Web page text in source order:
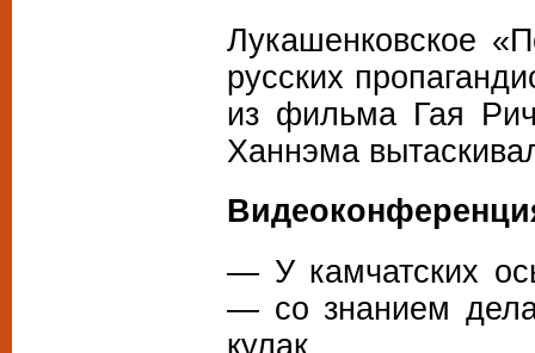
Лукашенковское
русских
из фильма Гая
Ханнэма
— У камчатских
— со знанием
кулак.